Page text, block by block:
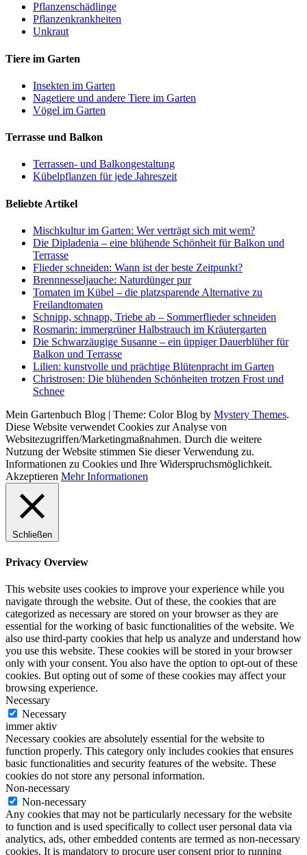
Pflanzenschädlinge
Pflanzenkrankheiten
Unkraut
Tiere im Garten
Insekten im Garten
Nagetiere und andere Tiere im Garten
Vögel im Garten
Terrasse und Balkon
Terrassen- und Balkongestaltung
Kübelpflanzen für jede Jahreszeit
Beliebte Artikel
Mischkultur im Garten: Wer verträgt sich mit wem?
Die Dipladenia – eine blühende Schönheit für Balkon und
Terrasse
Flieder schneiden: Wann ist der beste Zeitpunkt?
Brennnesseljauche: Naturdünger pur
Tomaten im Kübel – die platzsparende Alternative zu
Freilandtomaten
Schnipp, schnapp, Triebe ab – Sommerflieder schneiden
Rosmarin: immergrüner Halbstrauch im Kräutergarten
Die Schwarzäugige Susanne – ein üppiger Dauerblüher für
Balkon und Terrasse
Lilien: kunstvolle und prächtige Blütenpracht im Garten
Christrosen: Die blühenden Schönheiten trotzen Frost und
Schnee
Mein Gartenbuch Blog | Theme: Color Blog by Mystery Themes.
Diese Website verwendet Cookies zur Analyse von
Websitezugriffen/Marketingmaßnahmen. Durch die weitere
Nutzung der Website stimmen Sie dieser Verwendung zu.
Informationen zu Cookies und Ihre Widerspruchsmöglichkeit.
Akzeptieren Mehr Informationen
Schließen
Privacy Overview
This website uses cookies to improve your experience while you
navigate through the website. Out of these, the cookies that are
categorized as necessary are stored on your browser as they are
essential for the working of basic functionalities of the website. We
also use third-party cookies that help us analyze and understand how
you use this website. These cookies will be stored in your browser
only with your consent. You also have the option to opt-out of these
cookies. But opting out of some of these cookies may affect your
browsing experience.
Necessary
Necessary
immer aktiv
Necessary cookies are absolutely essential for the website to
function properly. This category only includes cookies that ensures
basic functionalities and security features of the website. These
cookies do not store any personal information.
Non-necessary
Non-necessary
Any cookies that may not be particularly necessary for the website
to function and is used specifically to collect user personal data via
analytics, ads, other embedded contents are termed as non-necessary
cookies. It is mandatory to procure user consent prior to running